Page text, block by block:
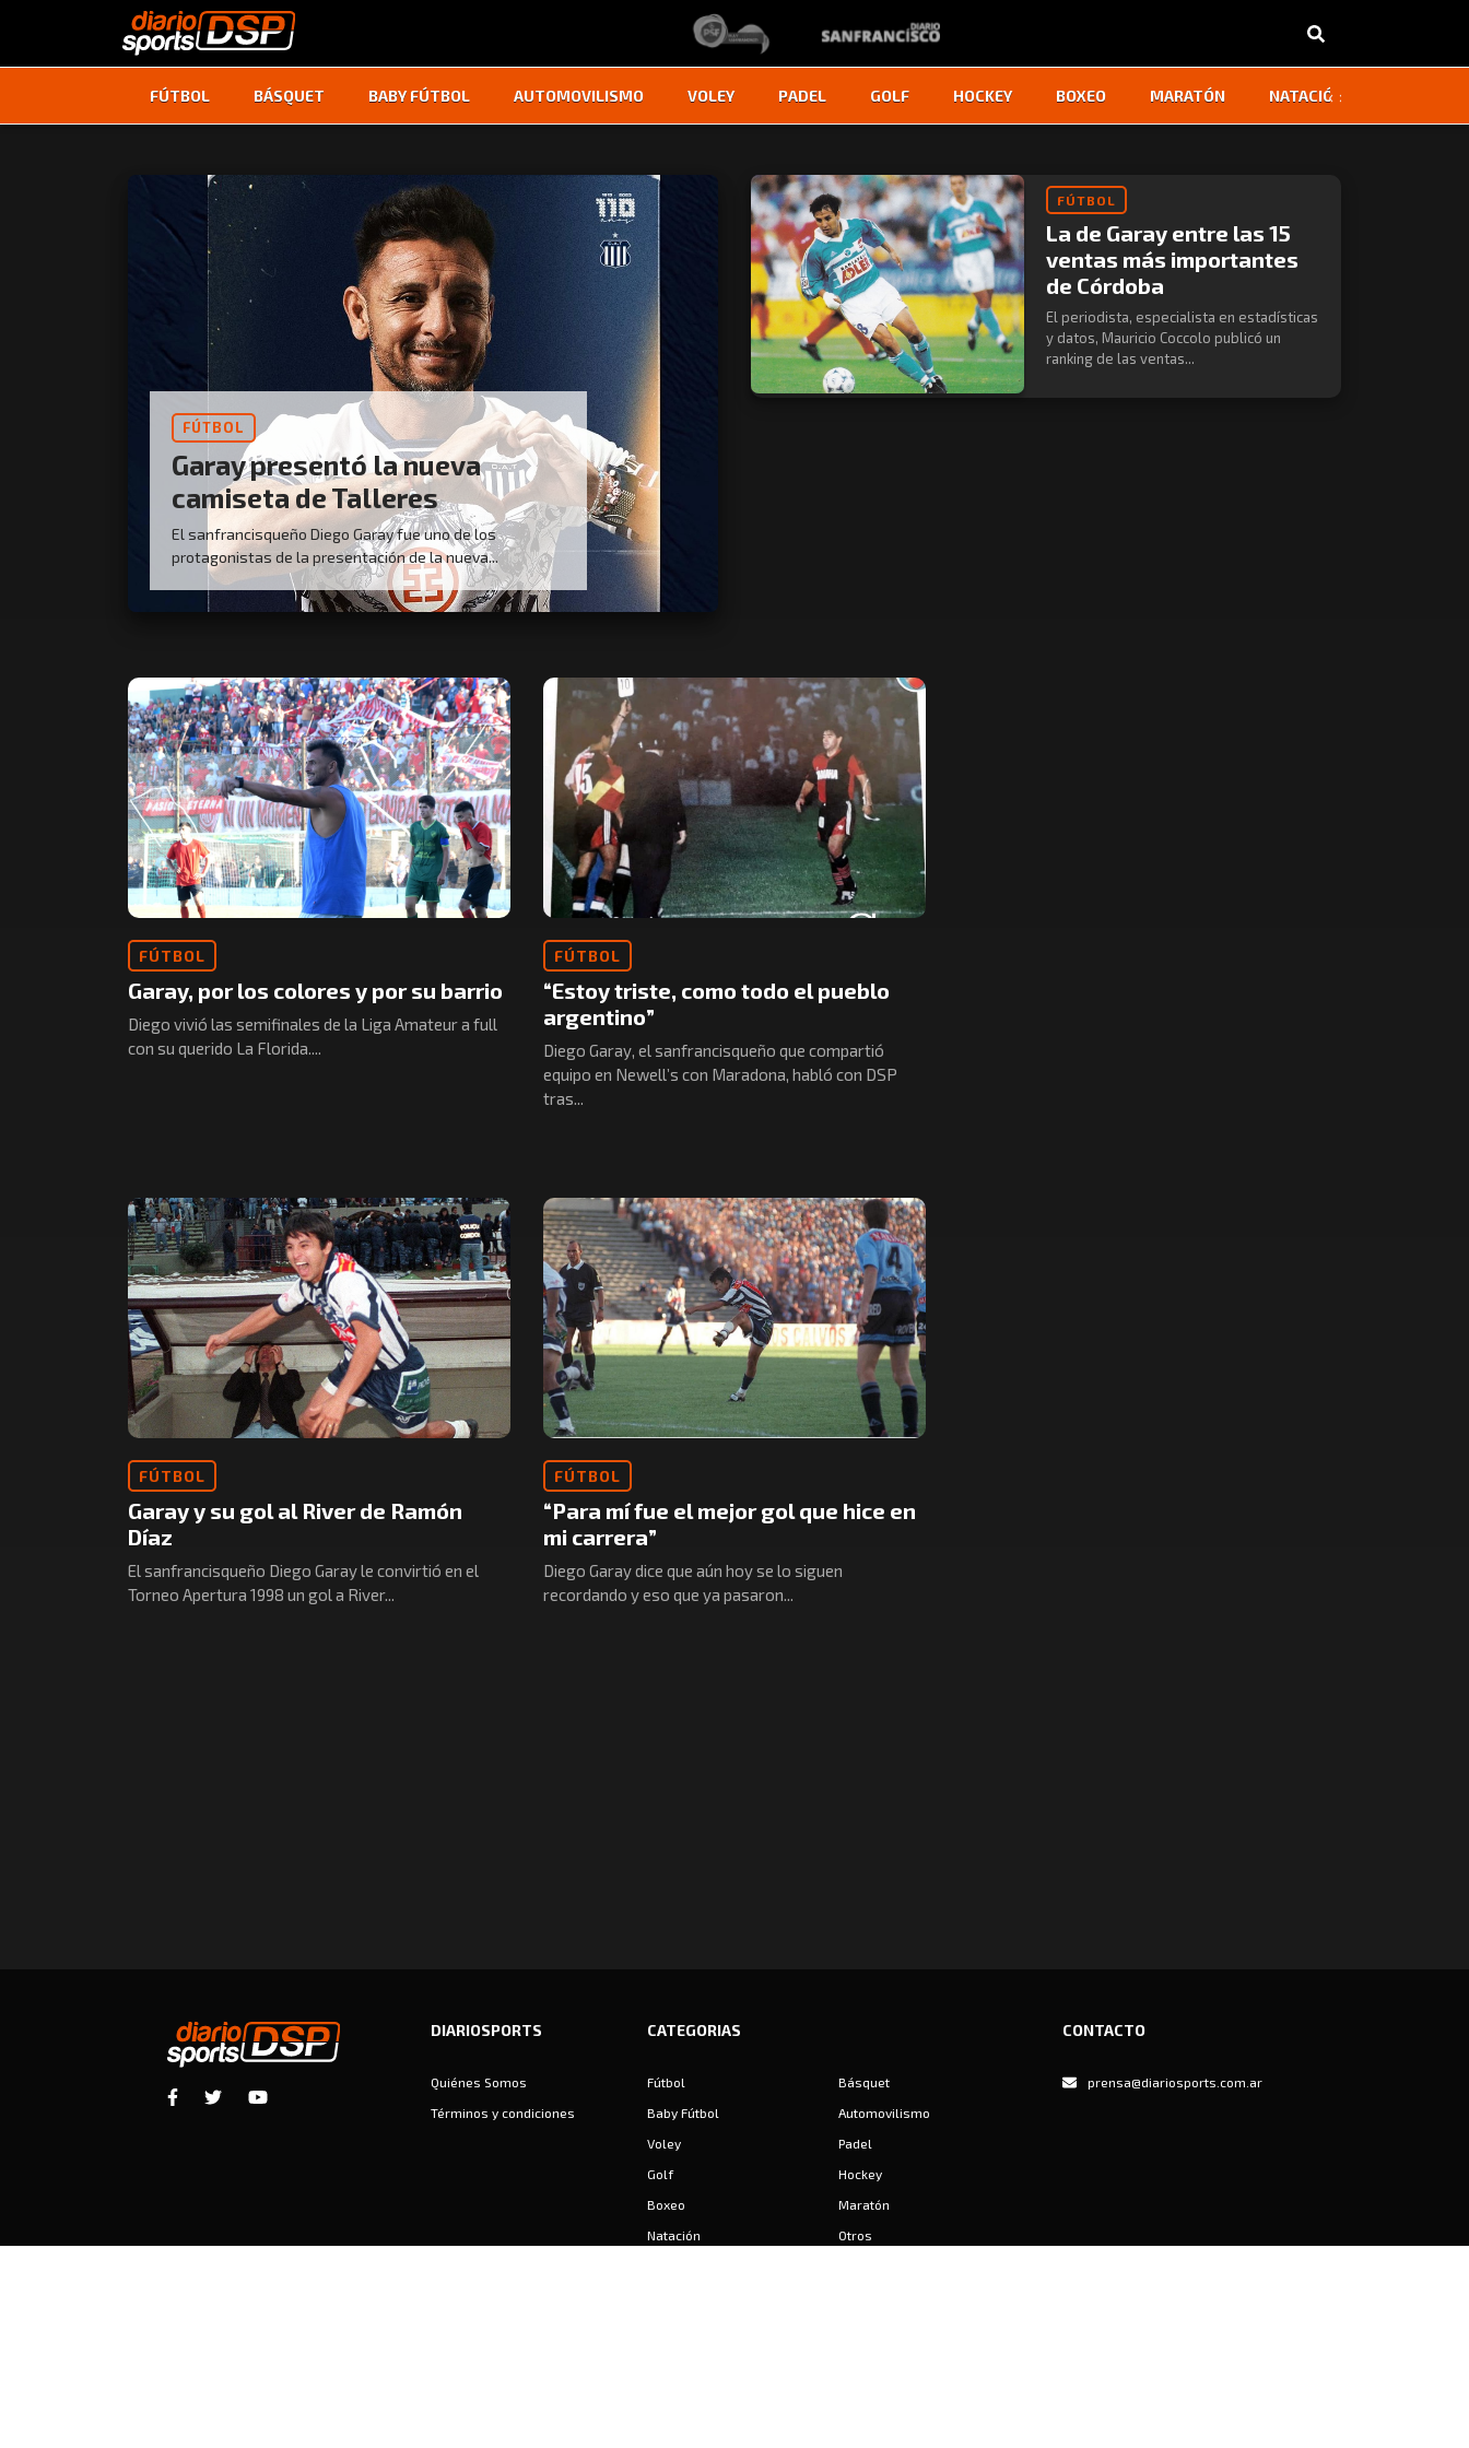
FÚTBOL BÁSQUET BABY FÚTBOL AUTOMOVILISMO VOLEY PADEL GOLF HOCKEY BOXEO MARATÓN NATACIÓN
‹ ›
FÚTBOL
Garay presentó la nueva
camiseta de Talleres
El sanfrancisqueño Diego Garay fue uno de los
protagonistas de la presentación de la nueva...
FÚTBOL
La de Garay entre las 15
ventas más importantes
de Córdoba
El periodista, especialista en estadísticas
y datos, Mauricio Coccolo publicó un
ranking de las ventas...
FÚTBOL
Garay, por los colores y por su barrio
Diego vivió las semifinales de la Liga Amateur a full
con su querido La Florida....
FÚTBOL
“Estoy triste, como todo el pueblo
argentino”
Diego Garay, el sanfrancisqueño que compartió
equipo en Newell’s con Maradona, habló con DSP
tras...
FÚTBOL
Garay y su gol al River de Ramón
Díaz
El sanfrancisqueño Diego Garay le convirtió en el
Torneo Apertura 1998 un gol a River...
FÚTBOL
“Para mí fue el mejor gol que hice en
mi carrera”
Diego Garay dice que aún hoy se lo siguen
recordando y eso que ya pasaron...
DIARIOSPORTS
Quiénes Somos
Términos y condiciones
CATEGORIAS
Fútbol
Básquet
Baby Fútbol
Automovilismo
Voley
Padel
Golf
Hockey
Boxeo
Maratón
Natación
Otros
CONTACTO
prensa@diariosports.com.ar